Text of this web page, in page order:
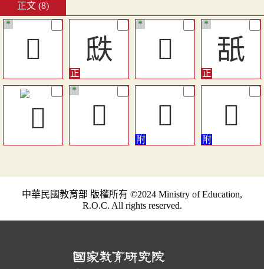
正文 (8)
𦕌
*
㲳 𦐊
*
舐
*
󸖜
*
󳀘 󳀗
中華民國教育部 版權所有 ©2024 Ministry of Education,
R.O.C. All rights reserved.